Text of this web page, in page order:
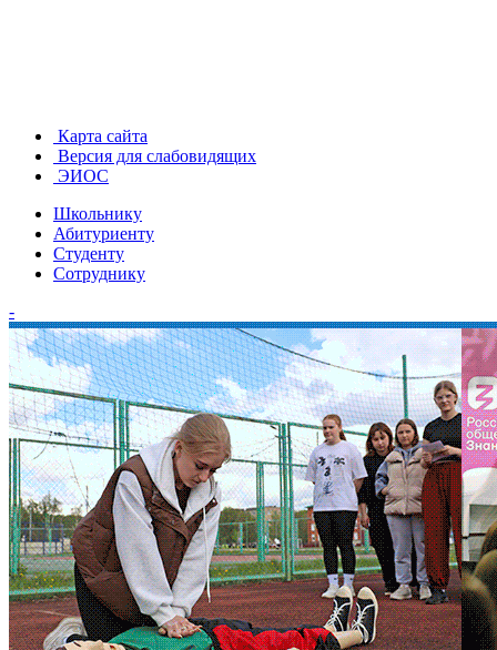
Карта сайта
Версия для слабовидящих
ЭИОС
Школьнику
Абитуриенту
Студенту
Сотруднику
-